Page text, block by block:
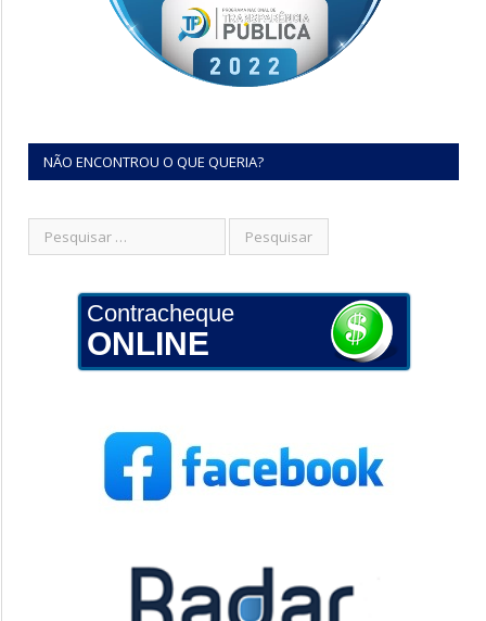
NÃO ENCONTROU O QUE QUERIA?
Contracheque
ONLINE